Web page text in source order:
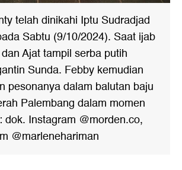
telah dinikahi Iptu Sudradjad
Sabtu (9/10/2024). Saat ijab
Ajat tampil serba putih
Sunda. Febby kemudian
pesonanya dalam balutan baju
Palembang dalam momen
dok. Instagram @morden.co,
@marlenehariman